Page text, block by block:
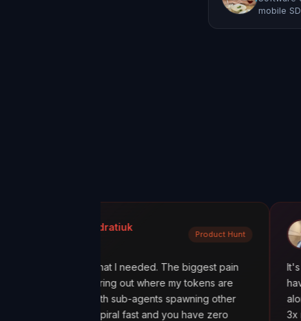
mobile
what I needed. The biggest pain
figuring out where my tokens are
with sub-agents spawning other
costs spiral fast and you have zero
@oadiaz
Medium
It's like going
having a
alone was
3x more tokens